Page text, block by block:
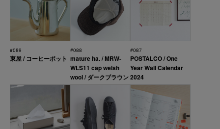
#089
東屋 / コーヒーポット
#088
mature ha. / MRW-
WLS11 cap welsh
wool / ダークブラウン
#087
POSTALCO / One
Year Wall Calendar
2024